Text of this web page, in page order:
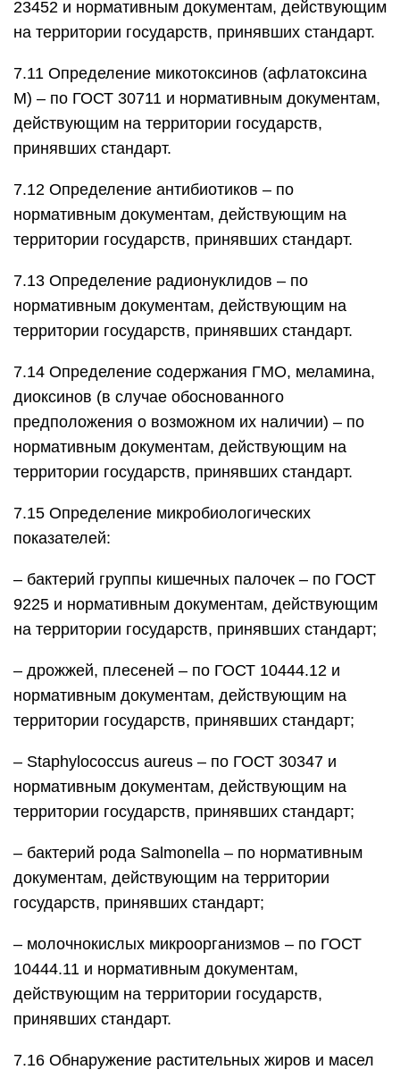
23452 и нормативным документам, действующим
на территории государств, принявших стандарт.
7.11 Определение микотоксинов (афлатоксина
М) – по ГОСТ 30711 и нормативным документам,
действующим на территории государств,
принявших стандарт.
7.12 Определение антибиотиков – по
нормативным документам, действующим на
территории государств, принявших стандарт.
7.13 Определение радионуклидов – по
нормативным документам, действующим на
территории государств, принявших стандарт.
7.14 Определение содержания ГМО, меламина,
диоксинов (в случае обоснованного
предположения о возможном их наличии) – по
нормативным документам, действующим на
территории государств, принявших стандарт.
7.15 Определение микробиологических
показателей:
– бактерий группы кишечных палочек – по ГОСТ
9225 и нормативным документам, действующим
на территории государств, принявших стандарт;
– дрожжей, плесеней – по ГОСТ 10444.12 и
нормативным документам, действующим на
территории государств, принявших стандарт;
– Staphylococcus aureus – по ГОСТ 30347 и
нормативным документам, действующим на
территории государств, принявших стандарт;
– бактерий рода Salmonella – по нормативным
документам, действующим на территории
государств, принявших стандарт;
– молочнокислых микроорганизмов – по ГОСТ
10444.11 и нормативным документам,
действующим на территории государств,
принявших стандарт.
7.16 Обнаружение растительных жиров и масел